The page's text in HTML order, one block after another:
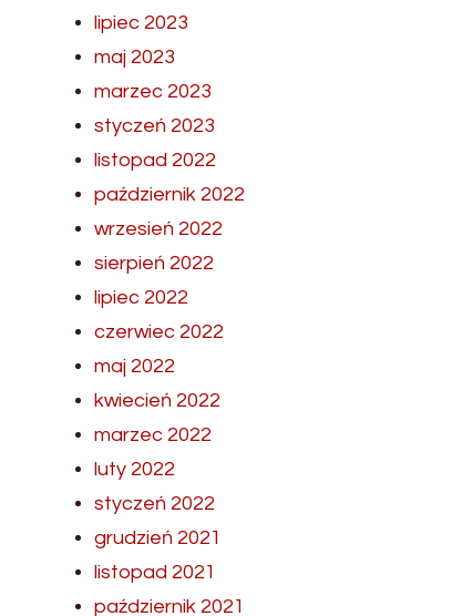
lipiec 2023
maj 2023
marzec 2023
styczeń 2023
listopad 2022
październik 2022
wrzesień 2022
sierpień 2022
lipiec 2022
czerwiec 2022
maj 2022
kwiecień 2022
marzec 2022
luty 2022
styczeń 2022
grudzień 2021
listopad 2021
październik 2021